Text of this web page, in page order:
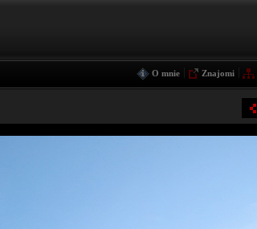
O mnie Znajomi